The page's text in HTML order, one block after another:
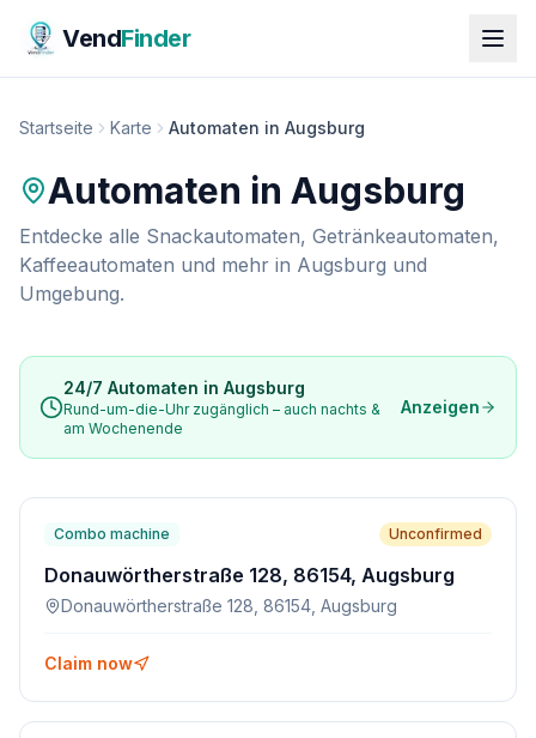
VendFinder
Startseite Karte Automaten in Augsburg
Automaten in Augsburg
Entdecke alle Snackautomaten, Getränkeautomaten,
Kaffeeautomaten und mehr in Augsburg und
Umgebung.
24/7 Automaten in Augsburg
Rund-um-die-Uhr zugänglich – auch nachts &
am Wochenende
Anzeigen
Combo machine Unconfirmed
Donauwörtherstraße 128, 86154, Augsburg
Donauwörtherstraße 128, 86154, Augsburg
Claim now